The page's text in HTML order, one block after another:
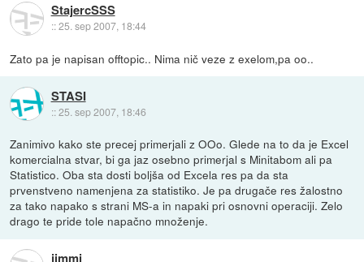
StajercSSS
::25. sep 2007, 18:44
Zato pa je napisan offtopic.. Nima nič veze z exelom,pa oo..
STASI
::25. sep 2007, 18:46
Zanimivo kako ste precej primerjali z OOo. Glede na to da je Excel
komercialna stvar, bi ga jaz osebno primerjal s Minitabom ali pa
Statistico. Oba sta dosti boljša od Excela res pa da sta
prvenstveno namenjena za statistiko. Je pa drugače res žalostno
za tako napako s strani MS-a in napaki pri osnovni operaciji. Zelo
drago te pride tole napačno množenje.
jimmi